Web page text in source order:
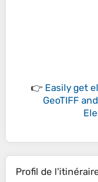
👉 Easily get
GeoTIFF
Profil de